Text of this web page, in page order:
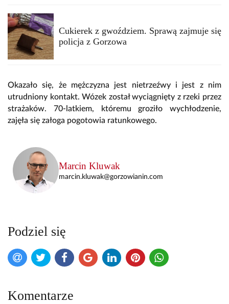
Cukierek z gwoździem. Sprawą zajmuje się
policja z Gorzowa
Okazało się, że mężczyzna jest nietrzeźwy i jest z nim
utrudniony kontakt.Wózek został wyciągnięty z rzeki przez
strażaków. 70-latkiem, któremu groziło wychłodzenie,
zajęła się załoga pogotowia ratunkowego.
Marcin Kluwak
marcin.kluwak@gorzowianin.com
Podziel się
Komentarze